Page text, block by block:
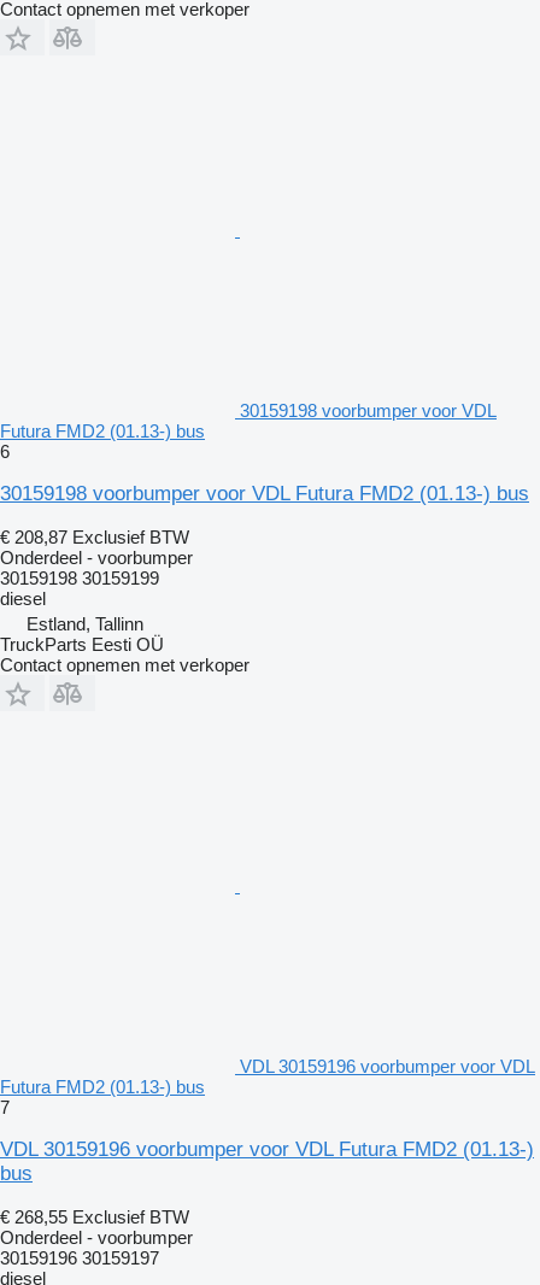
Contact opnemen met verkoper
30159198 voorbumper voor VDL
Futura FMD2 (01.13-) bus
6
30159198 voorbumper voor VDL Futura FMD2 (01.13-) bus
€ 208,87 Exclusief BTW
Onderdeel - voorbumper
30159198 30159199
diesel
Estland, Tallinn
TruckParts Eesti OÜ
Contact opnemen met verkoper
VDL 30159196 voorbumper voor VDL
Futura FMD2 (01.13-) bus
7
VDL 30159196 voorbumper voor VDL Futura FMD2 (01.13-)
bus
€ 268,55 Exclusief BTW
Onderdeel - voorbumper
30159196 30159197
diesel